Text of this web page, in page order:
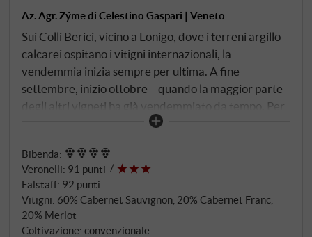
Az. Agr. Zýmē di Celestino Gaspari | Veneto
Sui Colli Berici, vicino a Lonigo, dove i terreni argillo-
calcarei ospitano i vitigni internazionali, la
vendemmia inizia sempre per ultima. A fine
settembre, inizio ottobre – quando la maggior parte
degli altri vigneti ha già vendemmiato da tempo. Per
Celestino Gaspari, non è una coincidenza: "Il
bisogno di tempo su questi terreni. Il Merlot ancora
di più – anche se lascia il vigneto nello stesso
momento, trascorre poi 20-30 giorni in cassette poco
profonde nel Fruttaio. Appassimento per un taglio
bordolese: una scelta decisamente veneta. Dopo una
Bibenda:
Veronelli: 91 punti
Falstaff: 92 punti
Vitigni: 60% Cabernet Sauvignon, 20% Cabernet Franc,
20% Merlot
Coltivazione: convenzionale